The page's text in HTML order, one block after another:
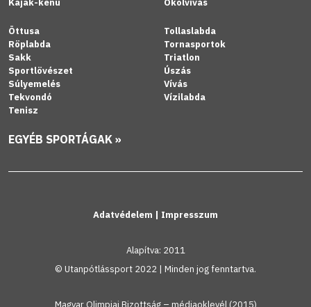
Kajak-kenu
Ökölvívás
Öttusa
Röplabda
Sakk
Sportlövészet
Súlyemelés
Tekvondó
Tenisz
Tollaslabda
Tornasportok
Triatlon
Úszás
Vívás
Vízilabda
EGYÉB SPORTÁGAK »
Adatvédelem | Impresszum
Alapítva: 2011
© Utanpótlássport 2022 | Minden jog fenntartva.
Magyar Olimpiai Bizottság – médiaoklevél (2015)